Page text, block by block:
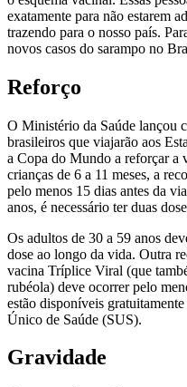
exatamente para não estarem
trazendo para o nosso país.
novos casos do sarampo no
Reforço
O Ministério da Saúde lançou
brasileiros que viajarão aos
a Copa do Mundo a reforçar a
crianças de 6 a 11 meses, a
pelo menos 15 dias antes da
anos, é necessário ter duas
Os adultos de 30 a 59 anos
dose ao longo da vida. Outra
vacina Tríplice Viral (que
rubéola) deve ocorrer pelo
estão disponíveis
Único de Saúde (SUS).
Gravidade